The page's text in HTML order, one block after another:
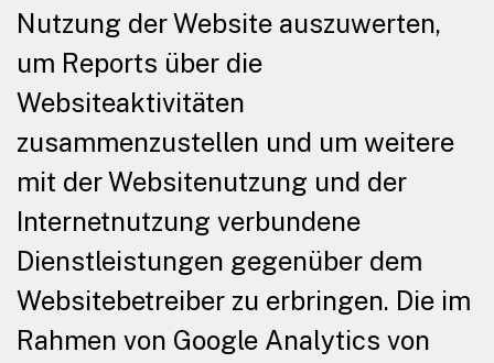
Nutzung der Website auszuwerten,
um Reports über die
Websiteaktivitäten
zusammenzustellen und um weitere
mit der Websitenutzung und der
Internetnutzung verbundene
Dienstleistungen gegenüber dem
Websitebetreiber zu erbringen. Die im
Rahmen von Google Analytics von